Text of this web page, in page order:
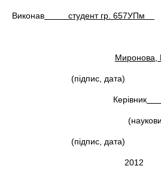
Виконав студент гр. 657УПм
Миронова,
(підпис, дата)
Керівник
(підпис, дата)
2012